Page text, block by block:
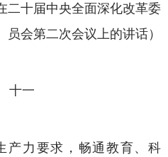
二十届中央全面深化改革委
员会第二次会议上的讲话）
十一
力要求，畅通教育、科